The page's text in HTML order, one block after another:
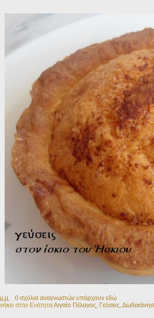
0 σχόλια αναγνωστών υπάρχουν εδώ
στην ΕνότηταΑιγαίο Πέλαγος Γεύσεις